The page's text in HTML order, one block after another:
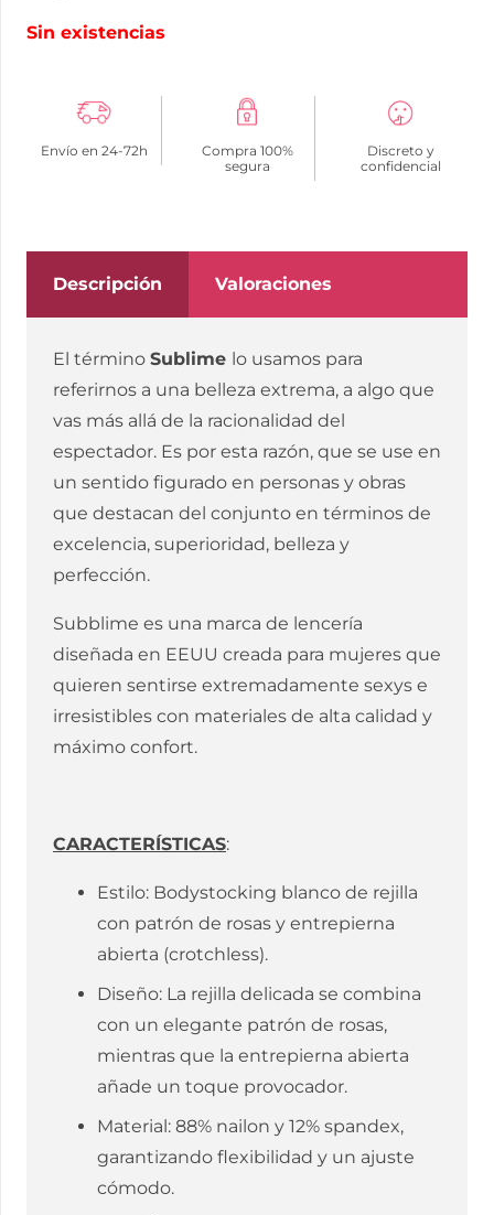
Sin existencias
Envío en 24-72h
Compra 100%
segura
Discreto y
confidencial
Descripción Valoraciones
El término Sublime lo usamos para
referirnos a una belleza extrema, a algo que
vas más allá de la racionalidad del
espectador. Es por esta razón, que se use en
un sentido figurado en personas y obras
que destacan del conjunto en términos de
excelencia, superioridad, belleza y
perfección.
Subblime es una marca de lencería
diseñada en EEUU creada para mujeres que
quieren sentirse extremadamente sexys e
irresistibles con materiales de alta calidad y
máximo confort.
CARACTERÍSTICAS:
Estilo: Bodystocking blanco de rejilla
con patrón de rosas y entrepierna
abierta (crotchless).
Diseño: La rejilla delicada se combina
con un elegante patrón de rosas,
mientras que la entrepierna abierta
añade un toque provocador.
Material: 88% nailon y 12% spandex,
garantizando flexibilidad y un ajuste
cómodo.